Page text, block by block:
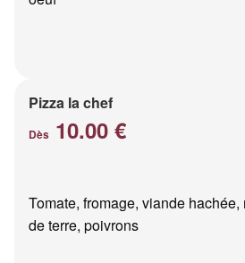
Pizza la chef
Dès 10.00 €
Tomate, fromage, viande
de terre, poivrons